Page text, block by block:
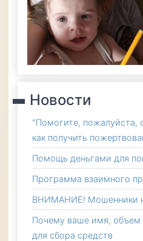
Новости
"Помогите,
как получить
Помощь деньгами для
Программа взаимного
ВНИМАНИЕ! Мошенники
Почему ваше имя, объем
для сбора средств